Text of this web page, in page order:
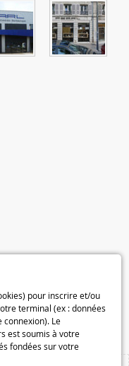
pour inscrire et/ou
terminal (ex : données
connexion). Le
est soumis à votre
fondées sur votre